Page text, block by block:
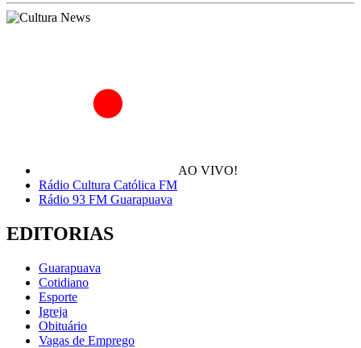
AO VIVO!
Rádio Cultura Católica FM
Rádio 93 FM Guarapuava
EDITORIAS
Guarapuava
Cotidiano
Esporte
Igreja
Obituário
Vagas de Emprego